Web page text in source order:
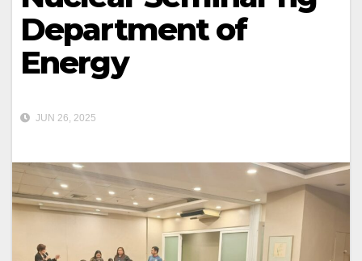
Department of
Energy
JUN 26, 2025